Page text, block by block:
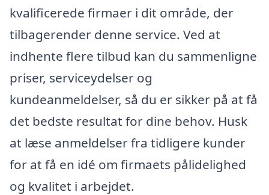
kvalificerede firmaer i dit område, der
tilbagerender denne service. Ved at
indhente flere tilbud kan du sammenligne
priser, serviceydelser og
kundeanmeldelser, så du er sikker på at få
det bedste resultat for dine behov. Husk
at læse anmeldelser fra tidligere kunder
for at få en idé om firmaets pålidelighed
og kvalitet i arbejdet.